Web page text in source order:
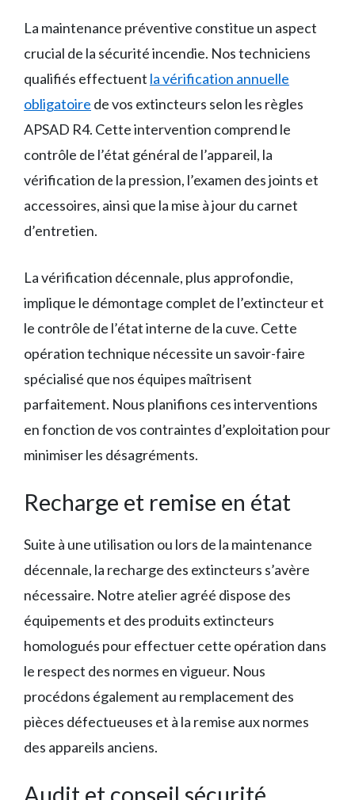
La maintenance préventive constitue un aspect
crucial de la sécurité incendie. Nos techniciens
qualifiés effectuent la vérification annuelle
obligatoire de vos extincteurs selon les règles
APSAD R4. Cette intervention comprend le
contrôle de l’état général de l’appareil, la
vérification de la pression, l’examen des joints et
accessoires, ainsi que la mise à jour du carnet
d’entretien.
La vérification décennale, plus approfondie,
implique le démontage complet de l’extincteur et
le contrôle de l’état interne de la cuve. Cette
opération technique nécessite un savoir-faire
spécialisé que nos équipes maîtrisent
parfaitement. Nous planifions ces interventions
en fonction de vos contraintes d’exploitation pour
minimiser les désagréments.
Recharge et remise en état
Suite à une utilisation ou lors de la maintenance
décennale, la recharge des extincteurs s’avère
nécessaire. Notre atelier agréé dispose des
équipements et des produits extincteurs
homologués pour effectuer cette opération dans
le respect des normes en vigueur. Nous
procédons également au remplacement des
pièces défectueuses et à la remise aux normes
des appareils anciens.
Audit et conseil sécurité